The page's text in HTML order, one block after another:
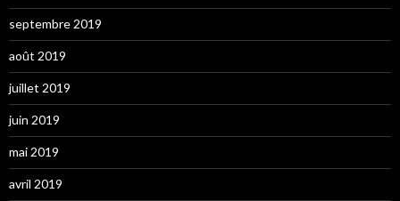
septembre 2019
août 2019
juillet 2019
juin 2019
mai 2019
avril 2019